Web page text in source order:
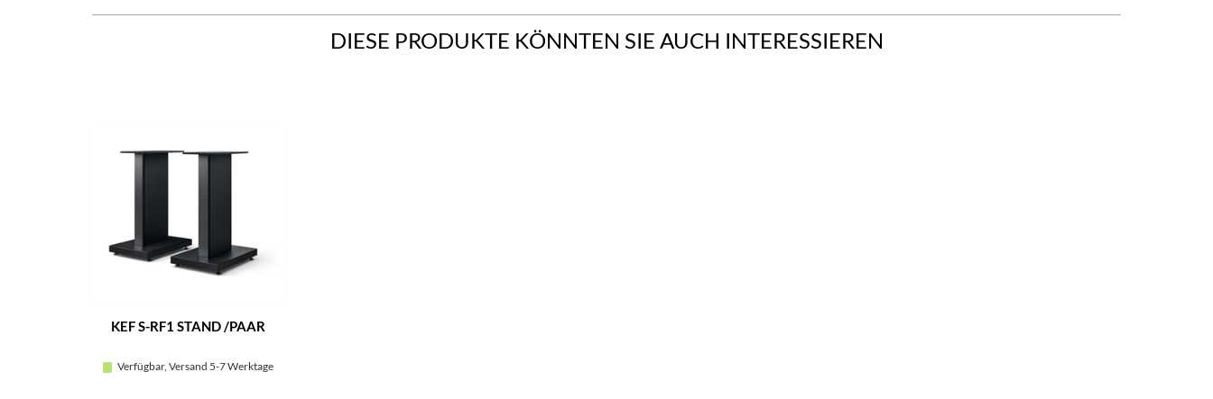
DIESE PRODUKTE KÖNNTEN SIE AUCH INTERESSIEREN
KEF S-RF1 STAND /PAAR
Verfügbar, Versand 5-7 Werktage